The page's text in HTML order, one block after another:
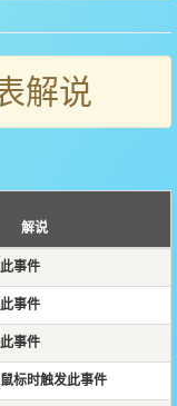
解说
解说
事件
事件
事件
标时触发此事件